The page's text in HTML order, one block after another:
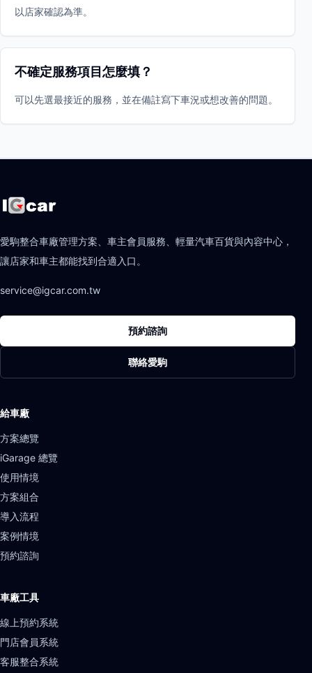
以店家確認為準。
不確定服務項目怎麼填？
可以先選最接近的服務，並在備註寫下車況或想改善的問題。
愛駒整合車廠管理方案、車主會員服務、輕量汽車百貨與內容中心，
讓店家和車主都能找到合適入口。
service@igcar.com.tw
預約諮詢
聯絡愛駒
給車廠
方案總覽
iGarage 總覽
使用情境
方案組合
導入流程
案例情境
預約諮詢
車廠工具
線上預約系統
門店會員系統
客服整合系統